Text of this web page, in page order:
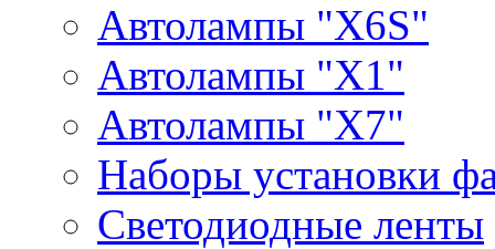
Автолампы "X6S"
Автолампы "Х1"
Автолампы "Х7"
Наборы установки
Светодиодные ленты